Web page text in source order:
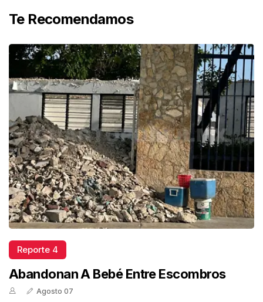
Te Recomendamos
Reporte 4
Abandonan A Bebé Entre Escombros
Agosto 07